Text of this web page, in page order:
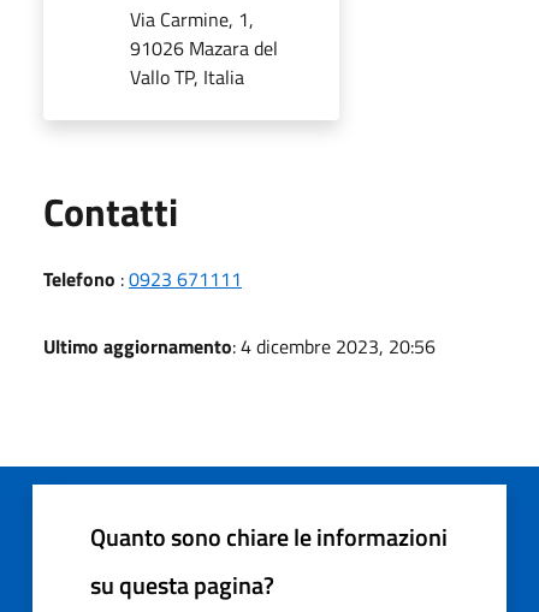
Via Carmine, 1,
91026 Mazara del
Vallo TP, Italia
Contatti
Telefono :0923 671111
Ultimo aggiornamento: 4 dicembre 2023, 20:56
Quanto sono chiare le informazioni
su questa pagina?